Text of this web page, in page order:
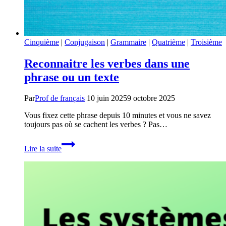
Cinquième | Conjugaison | Grammaire | Quatrième | Troisième
Reconnaitre les verbes dans une
phrase ou un texte
ParProf de français 10 juin 20259 octobre 2025
Vous fixez cette phrase depuis 10 minutes et vous ne savez
toujours pas où se cachent les verbes ? Pas…
Lire la suite
Reconnaitre
les
verbes
texte